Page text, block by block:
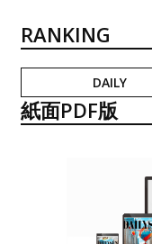
RANKING
DAILY
紙面PDF版